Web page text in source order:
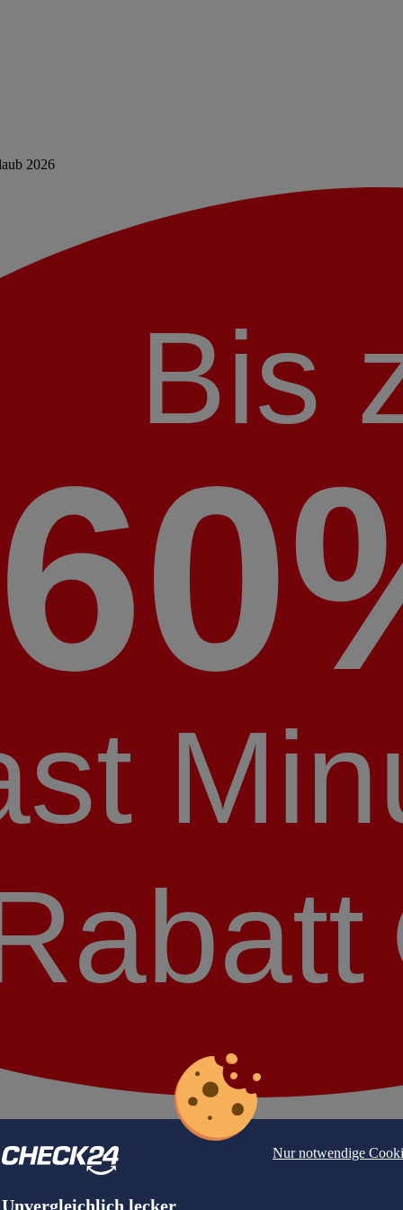
Nur notwendige
Unvergleichlich lecker
2026
Bis